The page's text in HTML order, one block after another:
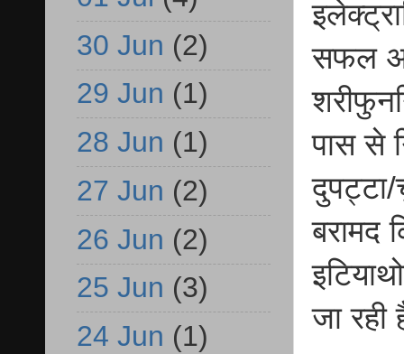
सफल
पास से
बरामद
जा रही
30 Jun (2)
29 Jun (1)
28 Jun (1)
27 Jun (2)
26 Jun (2)
25 Jun (3)
24 Jun (1)